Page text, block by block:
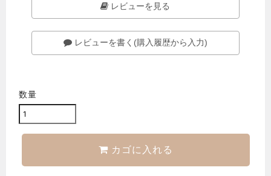
レビューを見る
レビューを書く(購入履歴から入力)
数量
カゴに入れる